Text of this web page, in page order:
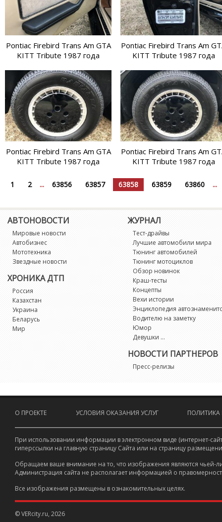
Pontiac Firebird Trans Am GTA
KITT Tribute 1987 года
Pontiac Firebird Trans Am
KITT Tribute 1987 года
Pontiac Firebird Trans Am GTA
KITT Tribute 1987 года
Pontiac Firebird Trans Am
KITT Tribute 1987 года
1 2 ... 63856 63857 63858 63859 63860 ...
АВТОНОВОСТИ
Мировые новости
Автобизнес
Мототехника
Звездные новости
ХРОНИКА ДТП
Россия
Казахстан
Украина
Беларусь
Мир
ЖУРНАЛ
Тест-драйвы
Лучшие автомобили мира
Тюнинг автомобилей
Тюнинг мотоциклов
Обзор новинок
Краш-тесты
Концепты
Вехи истории
Энциклопедия
Водителю на заметку
Юмор
Девушки ...
НОВОСТИ ПАРТНЕРОВ
Пресс-релизы
О ПРОЕКТЕ УСЛОВИЯ ОКАЗАНИЯ УСЛУГ
При использовании информации в электронном виде (интернет-
гиперссылки на главную страницу Сайта или на страницу
Обращаем ваше внимание на то, что изображения являются чьей-
Администрация сайта не располагает информацией о
Все изображения размещены в ознакомительных целях.
© VERcity.ru, 2026